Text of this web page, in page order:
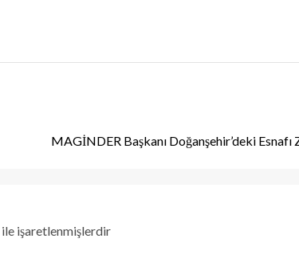
MAGİNDER Başkanı Doğanşehir’deki
ile işaretlenmişlerdir